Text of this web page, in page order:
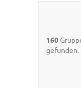
160
gefunden.